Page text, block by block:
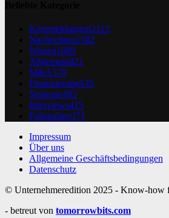
Kurzmeldungen2112
Nachrichten1582
Wissen1089
Allgemein821
M&A570
Finanzierung535
Strategie493
Interviews415
Fallstudien371
Impressum
Über uns
Allgemeine Geschäftsbedingungen
Datenschutz
© Unternehmeredition 2025 - Know-how
- betreut von tomorrowbits.com